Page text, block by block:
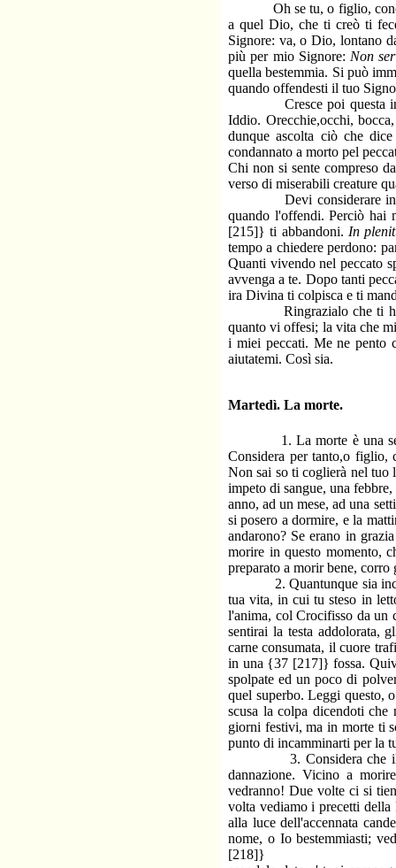
Oh se tu, o figlio,
a quel Dio, che ti creò ti
Signore: va, o Dio, lontano
più per mio Signore: Non
quella bestemmia. Si può
quando offendesti il tuo
Cresce poi questa
Iddio. Orecchie,occhi,
dunque ascolta ciò che
condannato a morto pel
Chi non si sente compreso
verso di miserabili creature
Devi considerare in terzo
quando l'offendi. Perciò hai
[215]} ti abbandoni. In
tempo a chiedere perdono:
Quanti vivendo nel peccato
avvenga a te. Dopo tanti
ira Divina ti colpisca e ti
Ringrazialo che ti ha
quanto vi offesi; la vita che
i miei peccati. Me ne pento
aiutatemi. Così sia.
Martedì. La morte.
1. La morte è una
Considera per tanto,o figlio,
Non sai so ti coglierà nel
impeto di sangue, una
anno, ad un mese, ad una
si posero a dormire, e la
andarono? Se erano in
morire in questo momento,
preparato a morir bene,
2. Quantunque sia incerto
tua vita, in cui tu steso in
l'anima, col Crocifisso da un
sentirai la testa addolorata,
carne consumata, il cuore
in una {37 [217]} fossa.
spolpate ed un poco di
quel superbo. Leggi questo,
scusa la colpa dicendoti che
giorni festivi, ma in morte ti
punto di incamminarti per la
3. Considera che il
dannazione. Vicino a
vedranno! Due volte ci si
volta vediamo i precetti
alla luce dell'accennata
nome, o Io bestemmiasti;
[218]}